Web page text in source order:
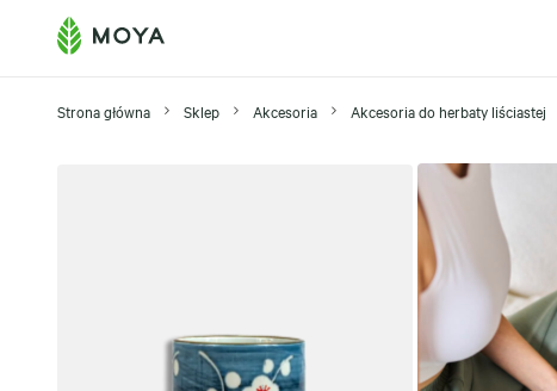
Strona główna Sklep Akcesoria Akcesoria do herbaty liściastej